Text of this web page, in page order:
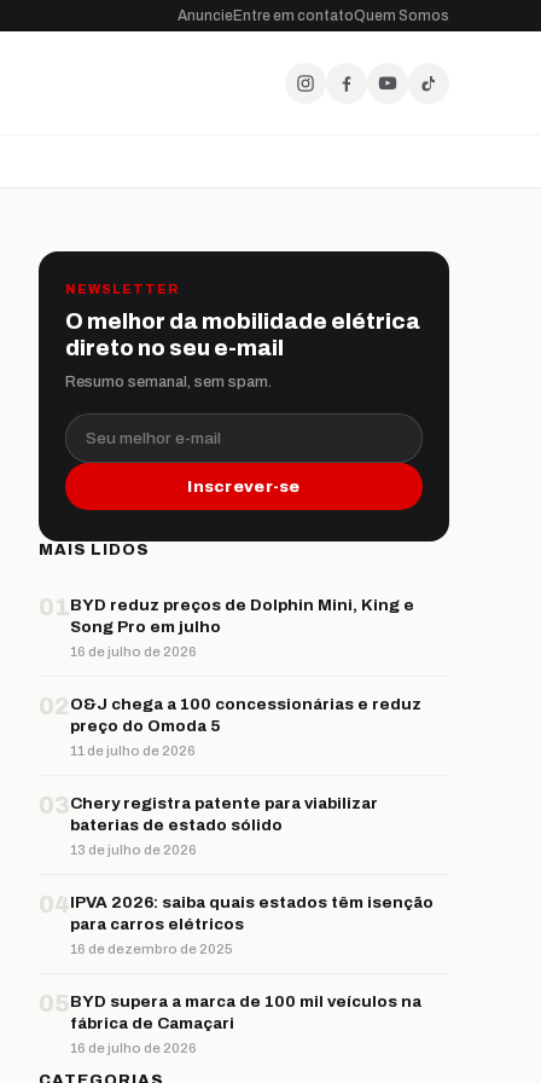
AnuncieEntre em contatoQuem Somos
NEWSLETTER
O melhor da mobilidade elétrica
direto no seu e-mail
Resumo semanal, sem spam.
Seu melhor e-mail
Inscrever-se
MAIS LIDOS
01BYD reduz preços de Dolphin Mini, King e
Song Pro em julho
16 de julho de 2026
02 O&J chega a 100 concessionárias e reduz
preço do Omoda 5
11 de julho de 2026
03Chery registra patente para viabilizar
baterias de estado sólido
13 de julho de 2026
04IPVA 2026: saiba quais estados têm isenção
para carros elétricos
16 de dezembro de 2025
05BYD supera a marca de 100 mil veículos na
fábrica de Camaçari
16 de julho de 2026